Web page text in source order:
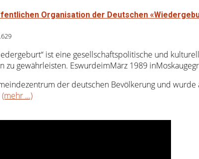
Organisation der Deutschen
ist eine gesellschaftspolitische und
gewährleisten. EswurdeimMärz 1989
der deutschen Bevölkerung und
(mehr …)